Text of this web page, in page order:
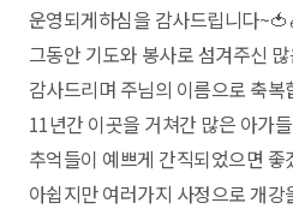
운영되게하심을 감사드립니다
그동안 기도와 봉사로 섬겨주신
감사드리며 주님의 이름으로 축
11년간 이곳을 거쳐간 많은 아가
추억들이 예쁘게 간직되었으면
아쉽지만 여러가지 사정으로 개